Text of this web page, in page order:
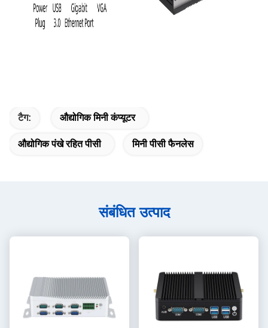
टैग: औद्योगिक मिनी कंप्यूटर
औद्योगिक पंखे रहित पीसी मिनी पीसी फैनलेस
संबंधित उत्पाद